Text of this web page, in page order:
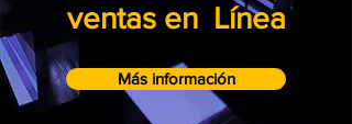
ventas en Línea
Más información